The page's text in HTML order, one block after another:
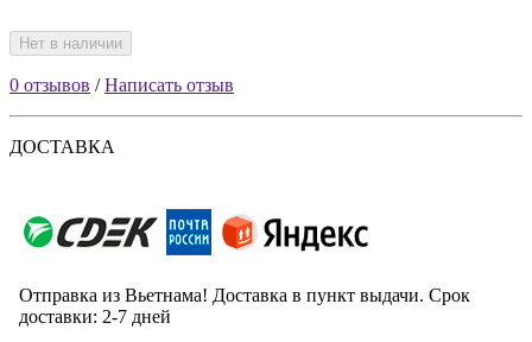
Нет в наличии
0 отзывов /Написать отзыв
ДОСТАВКА
Отправка из Вьетнама! Доставка в пункт выдачи. Срок
доставки: 2-7 дней